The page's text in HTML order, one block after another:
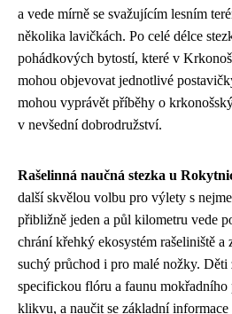
a vede mírně se svažujícím lesním
několika lavičkách. Po celé délce
pohádkových bytostí, které v
mohou objevovat jednotlivé
mohou vyprávět příběhy o
v nevšední dobrodružství.
Rašelinná naučná stezka u
další skvělou volbu pro výlety s
přibližně jeden a půl kilometru vede
chrání křehký ekosystém rašeliniště
suchý průchod i pro malé nožky. Děti
specifickou flóru a faunu
klikvu, a naučit se základní